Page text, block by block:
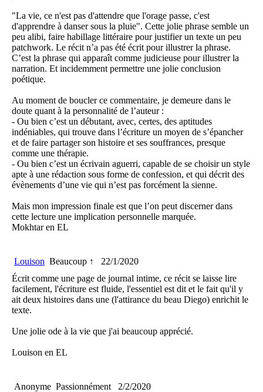
"La vie, ce n'est pas d'attendre que l'orage passe, c'est
d'apprendre à danser sous la pluie". Cette jolie phrase semble un
peu alibi, faire habillage littéraire pour justifier un texte un peu
patchwork. Le récit n’a pas été écrit pour illustrer la phrase.
C’est la phrase qui apparaît comme judicieuse pour illustrer la
narration. Et incidemment permettre une jolie conclusion
poétique.
Au moment de boucler ce commentaire, je demeure dans le
doute quant à la personnalité de l’auteur :
- Ou bien c’est un débutant, avec, certes, des aptitudes
indéniables, qui trouve dans l’écriture un moyen de s’épancher
et de faire partager son histoire et ses souffrances, presque
comme une thérapie.
- Ou bien c’est un écrivain aguerri, capable de se choisir un style
apte à une rédaction sous forme de confession, et qui décrit des
évènements d’une vie qui n’est pas forcément la sienne.
Mais mon impression finale est que l’on peut discerner dans
cette lecture une implication personnelle marquée.
Mokhtar en EL
Louison Beaucoup ↑
22/1/2020
Écrit comme une page de journal intime, ce récit se laisse lire
facilement, l'écriture est fluide, l'essentiel est dit et le fait qu'il y
ait deux histoires dans une (l'attirance du beau Diego) enrichit le
texte.
Une jolie ode à la vie que j'ai beaucoup apprécié.
Louison en EL
Anonyme Passionnément
2/2/2020